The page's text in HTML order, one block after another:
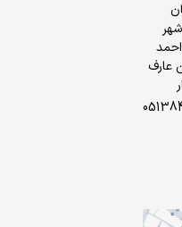
عارف